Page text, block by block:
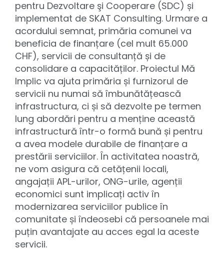
pentru Dezvoltare şi Cooperare (SDC) și
implementat de SKAT Consulting. Urmare a
acordului semnat, primăria comunei va
beneficia de finanțare (cel mult 65.000
CHF), servicii de consultanță și de
consolidare a capacităților. Proiectul Mă
Implic va ajuta primăria și furnizorul de
servicii nu numai să îmbunătățească
infrastructura, ci și să dezvolte pe termen
lung abordări pentru a menține această
infrastructură într-o formă bună și pentru
a avea modele durabile de finanțare a
prestării serviciilor. În activitatea noastră,
ne vom asigura că cetățenii locali,
angajații APL-urilor, ONG-urile, agenții
economici sunt implicați activ în
modernizarea serviciilor publice în
comunitate și îndeosebi că persoanele mai
puțin avantajate au acces egal la aceste
servicii.